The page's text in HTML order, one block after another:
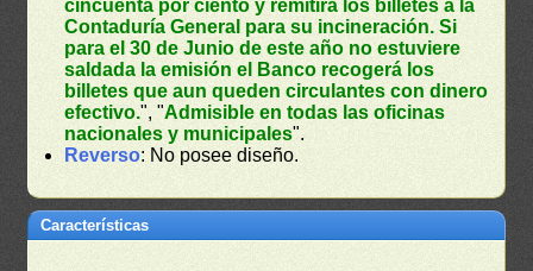
cincuenta por ciento y remitirá los billetes a la
Contaduría General para su incineración. Si
para el 30 de Junio de este año no estuviere
saldada la emisión el Banco recogerá los
billetes que aun queden circulantes con dinero
efectivo.", "Admisible en todas las oficinas
nacionales y municipales".
Reverso: No posee diseño.
Características